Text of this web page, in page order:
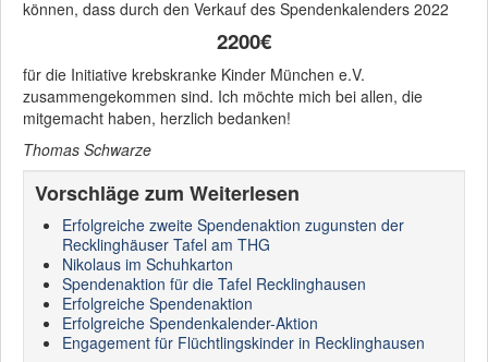
können, dass durch den Verkauf des Spendenkalenders 2022
2200€
für die Initiative krebskranke Kinder München e.V.
zusammengekommen sind. Ich möchte mich bei allen, die
mitgemacht haben, herzlich bedanken!
Thomas Schwarze
Vorschläge zum Weiterlesen
Erfolgreiche zweite Spendenaktion zugunsten der
Recklinghäuser Tafel am THG
Nikolaus im Schuhkarton
Spendenaktion für die Tafel Recklinghausen
Erfolgreiche Spendenaktion
Erfolgreiche Spendenkalender-Aktion
Engagement für Flüchtlingskinder in Recklinghausen